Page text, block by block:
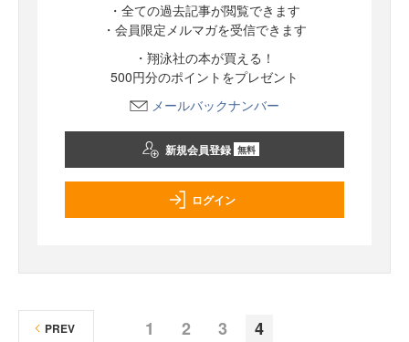
・全ての過去記事が閲覧できます
・会員限定メルマガを受信できます
・翔泳社の本が買える！
500円分のポイントをプレゼント
メールバックナンバー
新規会員登録 無料
ログイン
1 2 3 4
PREV